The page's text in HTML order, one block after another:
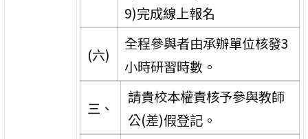
9)完成線上報名
(六)
全程參與者由承辦單位核發3
小時研習時數。
三、
請貴校本權責核予參與教師
公(差)假登記。